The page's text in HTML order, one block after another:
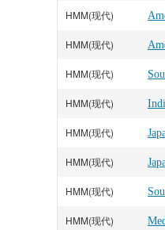
HMM(现代)
HMM(现代)
HMM(现代)
HMM(现代)
HMM(现代)
HMM(现代)
HMM(现代)
HMM(现代)